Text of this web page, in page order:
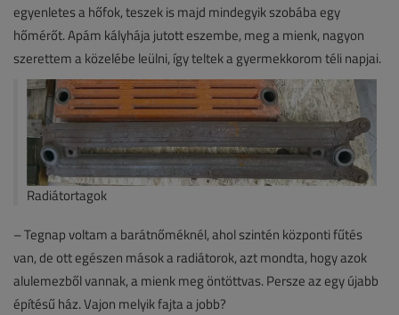
egyenletes a hőfok, teszek is majd mindegyik szobába egy
hőmérőt. Apám kályhája jutott eszembe, meg a mienk, nagyon
szerettem a közelébe leülni, így teltek a gyermekkorom téli napjai.
Radiátortagok
– Tegnap voltam a barátnőméknél, ahol szintén központi fűtés
van, de ott egészen mások a radiátorok, azt mondta, hogy azok
alulemezből vannak, a mienk meg öntöttvas. Persze az egy újabb
építésű ház. Vajon melyik fajta a jobb?